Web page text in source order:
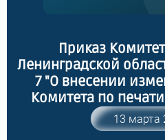
Приказ
Ленинградской
7 "О внесении
Комитета по
области от
утверждении
13 марта